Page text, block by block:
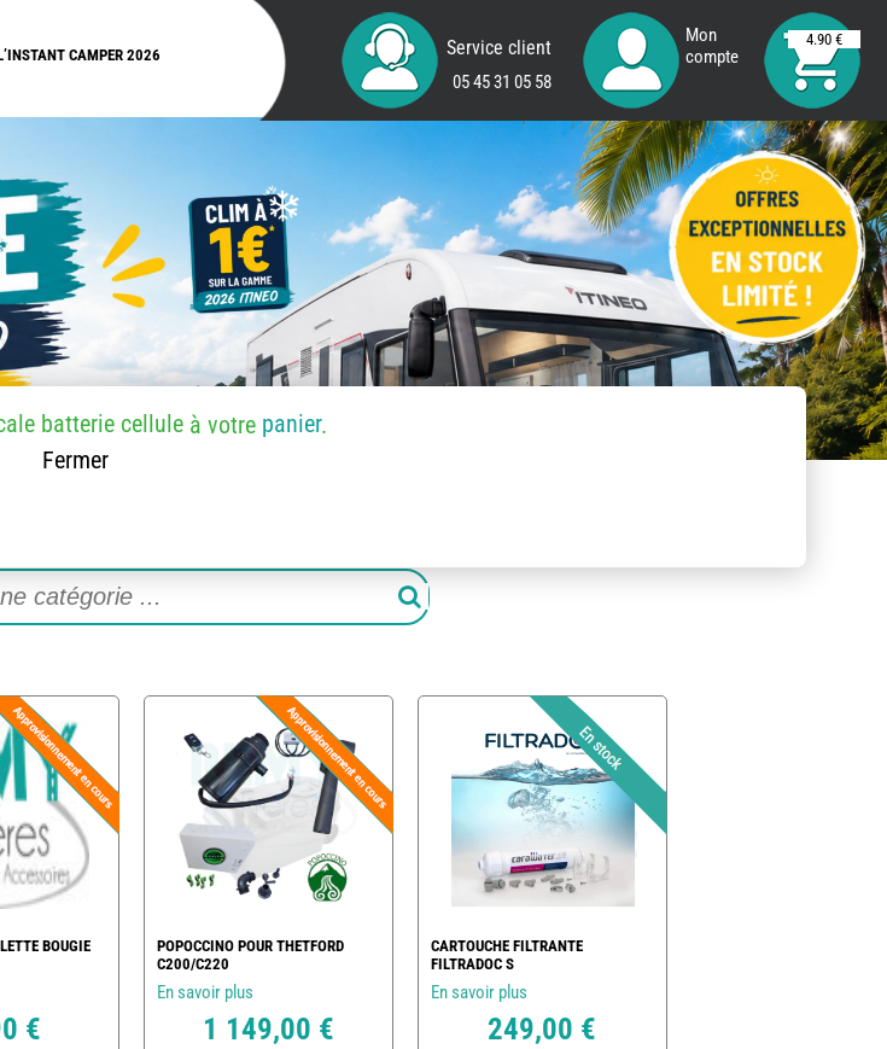
CAMPER 2026 Service client
05 45 31 05 58
Mon
compte
4.90 €
batterie celluleà votre panier.
Fermer
BOUGIE
€
POPOCCINO POUR THETFORD
C200/C220
En savoir plus
1 149,00 €
CARTOUCHE FILTRANTE
FILTRADOC S
En savoir plus
249,00 €